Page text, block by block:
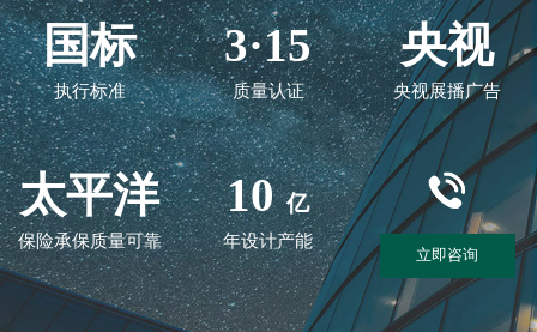
国标
执行标准
3·15
质量认证
央视
央视展播广告
太平洋
保险承保质量可靠
10 亿
年设计产能
立即咨询